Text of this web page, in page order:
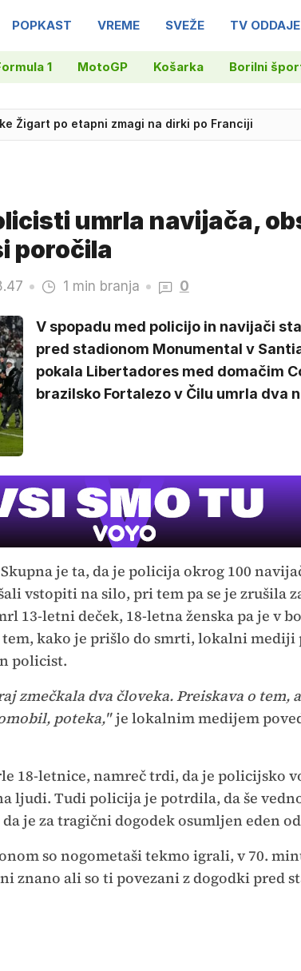
POPKAST VREME SVEŽE TV ODDAJE
1 MotoGP Košarka Borilni
umrla navijača,
poročila
1 min branja 0
V spopadu med policijo in navijači
pred stadionom Monumental v
pokala Libertadores med domačim
brazilsko Fortalezo v Čilu umrla dva
je ta, da je policija okrog 100
vstopiti na silo, pri tem pa se je zrušila
13-letni deček, 18-letna ženska pa je v
kako je prišlo do smrti, lokalni mediji
policist.
zmečkala dva človeka. Preiskava o tem,
poteka,"je lokalnim medijem
18-letnice, namreč trdi, da je policijsko
ljudi. Tudi policija je potrdila, da še
je za tragični dogodek osumljen eden
so nogometaši tekmo igrali, v 70.
znano ali so ti povezani z dogodki pred